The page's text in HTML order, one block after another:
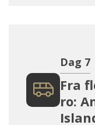
Dag 7
Fra
ro: